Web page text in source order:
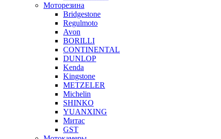
Моторезина
Bridgestone
Regulmoto
Avon
BORILLI
CONTINENTAL
DUNLOP
Kenda
Kingstone
METZELER
Michelin
SHINKO
YUANXING
Митас
GST